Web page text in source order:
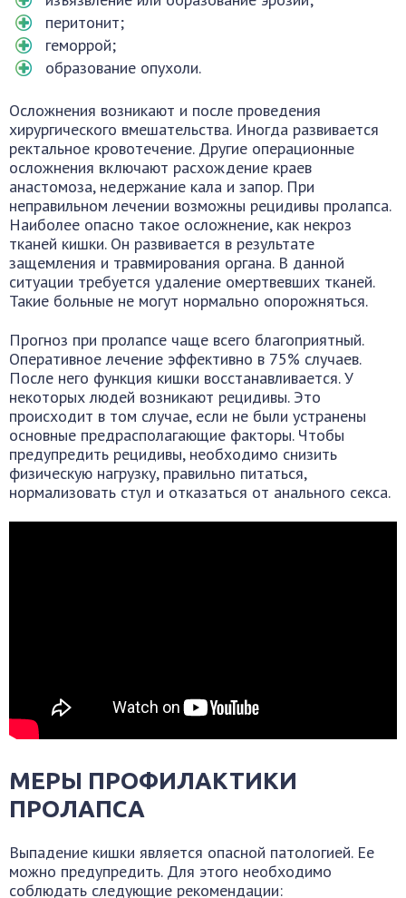
перитонит;
геморрой;
образование опухоли.
Осложнения возникают и после проведения
хирургического вмешательства. Иногда развивается
ректальное кровотечение. Другие операционные
осложнения включают расхождение краев
анастомоза, недержание кала и запор. При
неправильном лечении возможны рецидивы пролапса.
Наиболее опасно такое осложнение, как некроз
тканей кишки. Он развивается в результате
защемления и травмирования органа. В данной
ситуации требуется удаление омертвевших тканей.
Такие больные не могут нормально опорожняться.
Прогноз при пролапсе чаще всего благоприятный.
Оперативное лечение эффективно в 75% случаев.
После него функция кишки восстанавливается. У
некоторых людей возникают рецидивы. Это
происходит в том случае, если не были устранены
основные предрасполагающие факторы. Чтобы
предупредить рецидивы, необходимо снизить
физическую нагрузку, правильно питаться,
нормализовать стул и отказаться от анального секса.
МЕРЫ ПРОФИЛАКТИКИ
ПРОЛАПСА
Выпадение кишки является опасной патологией. Ее
можно предупредить. Для этого необходимо
соблюдать следующие рекомендации: